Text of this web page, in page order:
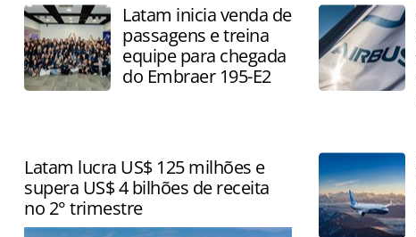
Latam inicia venda de
passagens e treina
equipe para chegada
do Embraer 195-E2
Latam lucra US$ 125 milhões e
supera US$ 4 bilhões de receita
no 2° trimestre